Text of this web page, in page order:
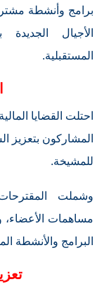
برامج وأنشطة
الأجيال
المستقبلية.
احتلت القضايا
المشاركون بتعزيز
للمشيخة.
وشملت
مساهمات الأعضاء،
البرامج والأنشطة